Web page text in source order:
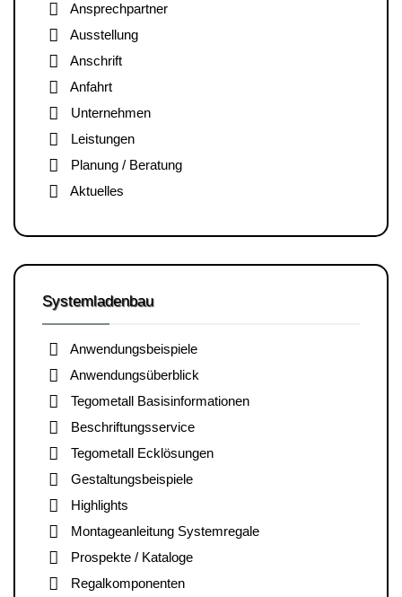
Ansprechpartner
Ausstellung
Anschrift
Anfahrt
Unternehmen
Leistungen
Planung / Beratung
Aktuelles
Systemladenbau
Anwendungsbeispiele
Anwendungsüberblick
Tegometall Basisinformationen
Beschriftungsservice
Tegometall Ecklösungen
Gestaltungsbeispiele
Highlights
Montageanleitung Systemregale
Prospekte / Kataloge
Regalkomponenten